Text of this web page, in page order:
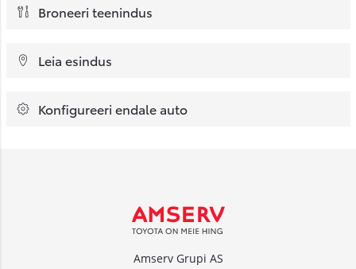
Broneeri teenindus
Leia esindus
Konfigureeri endale auto
Amserv Grupi AS